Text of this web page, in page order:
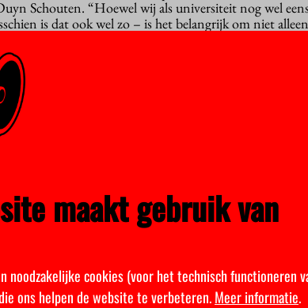
Schouten. “Hoewel wij als universiteit nog wel
is dat ook wel zo – is het belangrijk om niet
ook tussen de verschillende instellingen. Ik juich dit
enkele zaken te bespreken met de rector. Zoals de
de verwachte toename ervan, nu met het leenstelsel
het feit dat ombudsmannen in Engeland niet betaald
wat ze nog onafhankelijker maakt.
benadrukt Poesiat. “Wij zijn een derde partij die
kijken. We zijn geen belangenbehartiger van het
de vergadering en praten de ombudsmannen
kwesties waar ze vaak tegen aan lopen. “Bijvoorbeeld
de student een klacht in en gaan wij kijken of de
is van hierbij opgelopen vertraging.”
maakt gebruik van
noodzakelijke cookies (voor het technisch functioneren
ons helpen de website te verbeteren.Meer informatie.